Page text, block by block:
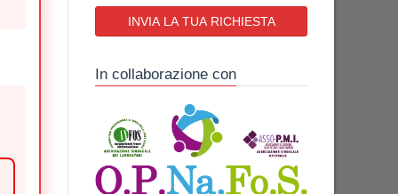
In collaborazione con